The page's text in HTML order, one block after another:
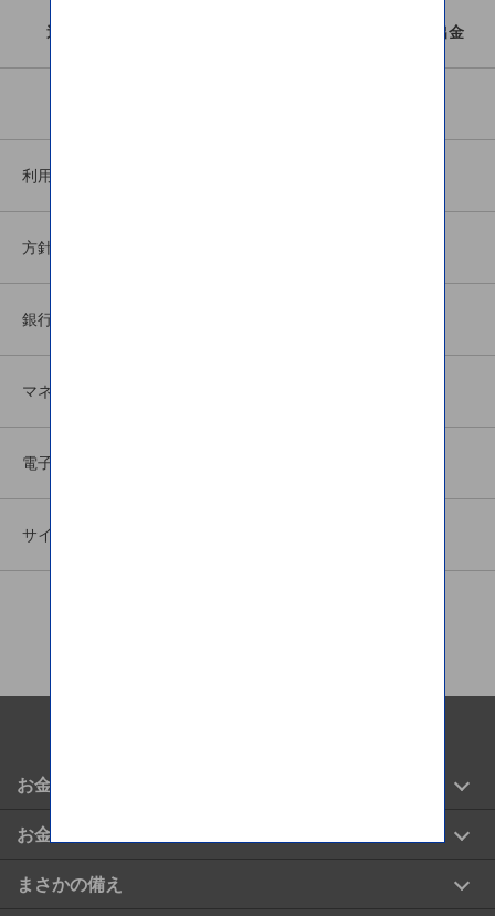
送金シミュレーション 海外からの送金受取・出金
利用規約等
方針一覧
銀行代理業関連
マネータップ関連
電子公告
サイトマップ
お金の運用
お金の管理
まさかの備え